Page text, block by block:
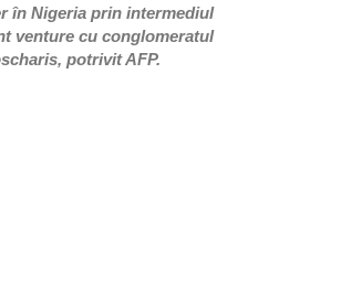
în Nigeria prin intermediul
venture cu conglomeratul
potrivit AFP.